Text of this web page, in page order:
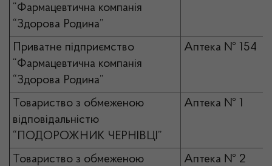
“Фармацевтична компанія
“Здорова Родина”
Приватне підприємство
“Фармацевтична компанія
“Здорова Родина”
Аптека № 154
Товариство з обмеженою
відповідальністю
“ПОДОРОЖНИК ЧЕРНІВЦІ”
Аптека № 1
Товариство з обмеженою
Аптека № 2